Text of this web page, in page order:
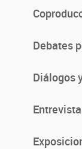
Debates
Diálogos